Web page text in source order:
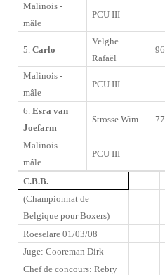
Malinois -
mâle
PCU III
5.Carlo
Velghe
Rafaël
96
Malinois -
mâle
PCU III
6.Esra van
Joefarm
Strosse Wim 77
Malinois -
mâle
PCU III
C.B.B.
(Championnat de
Belgique pour Boxers)
Roeselare 01/03/08
Juge: Cooreman Dirk
Chef de concours: Rebry